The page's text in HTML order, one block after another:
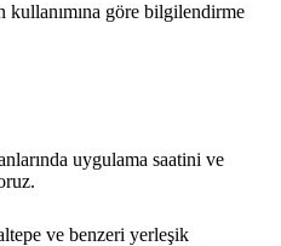
göre bilgilendirme
uygulama saatini ve
ve benzeri yerleşik